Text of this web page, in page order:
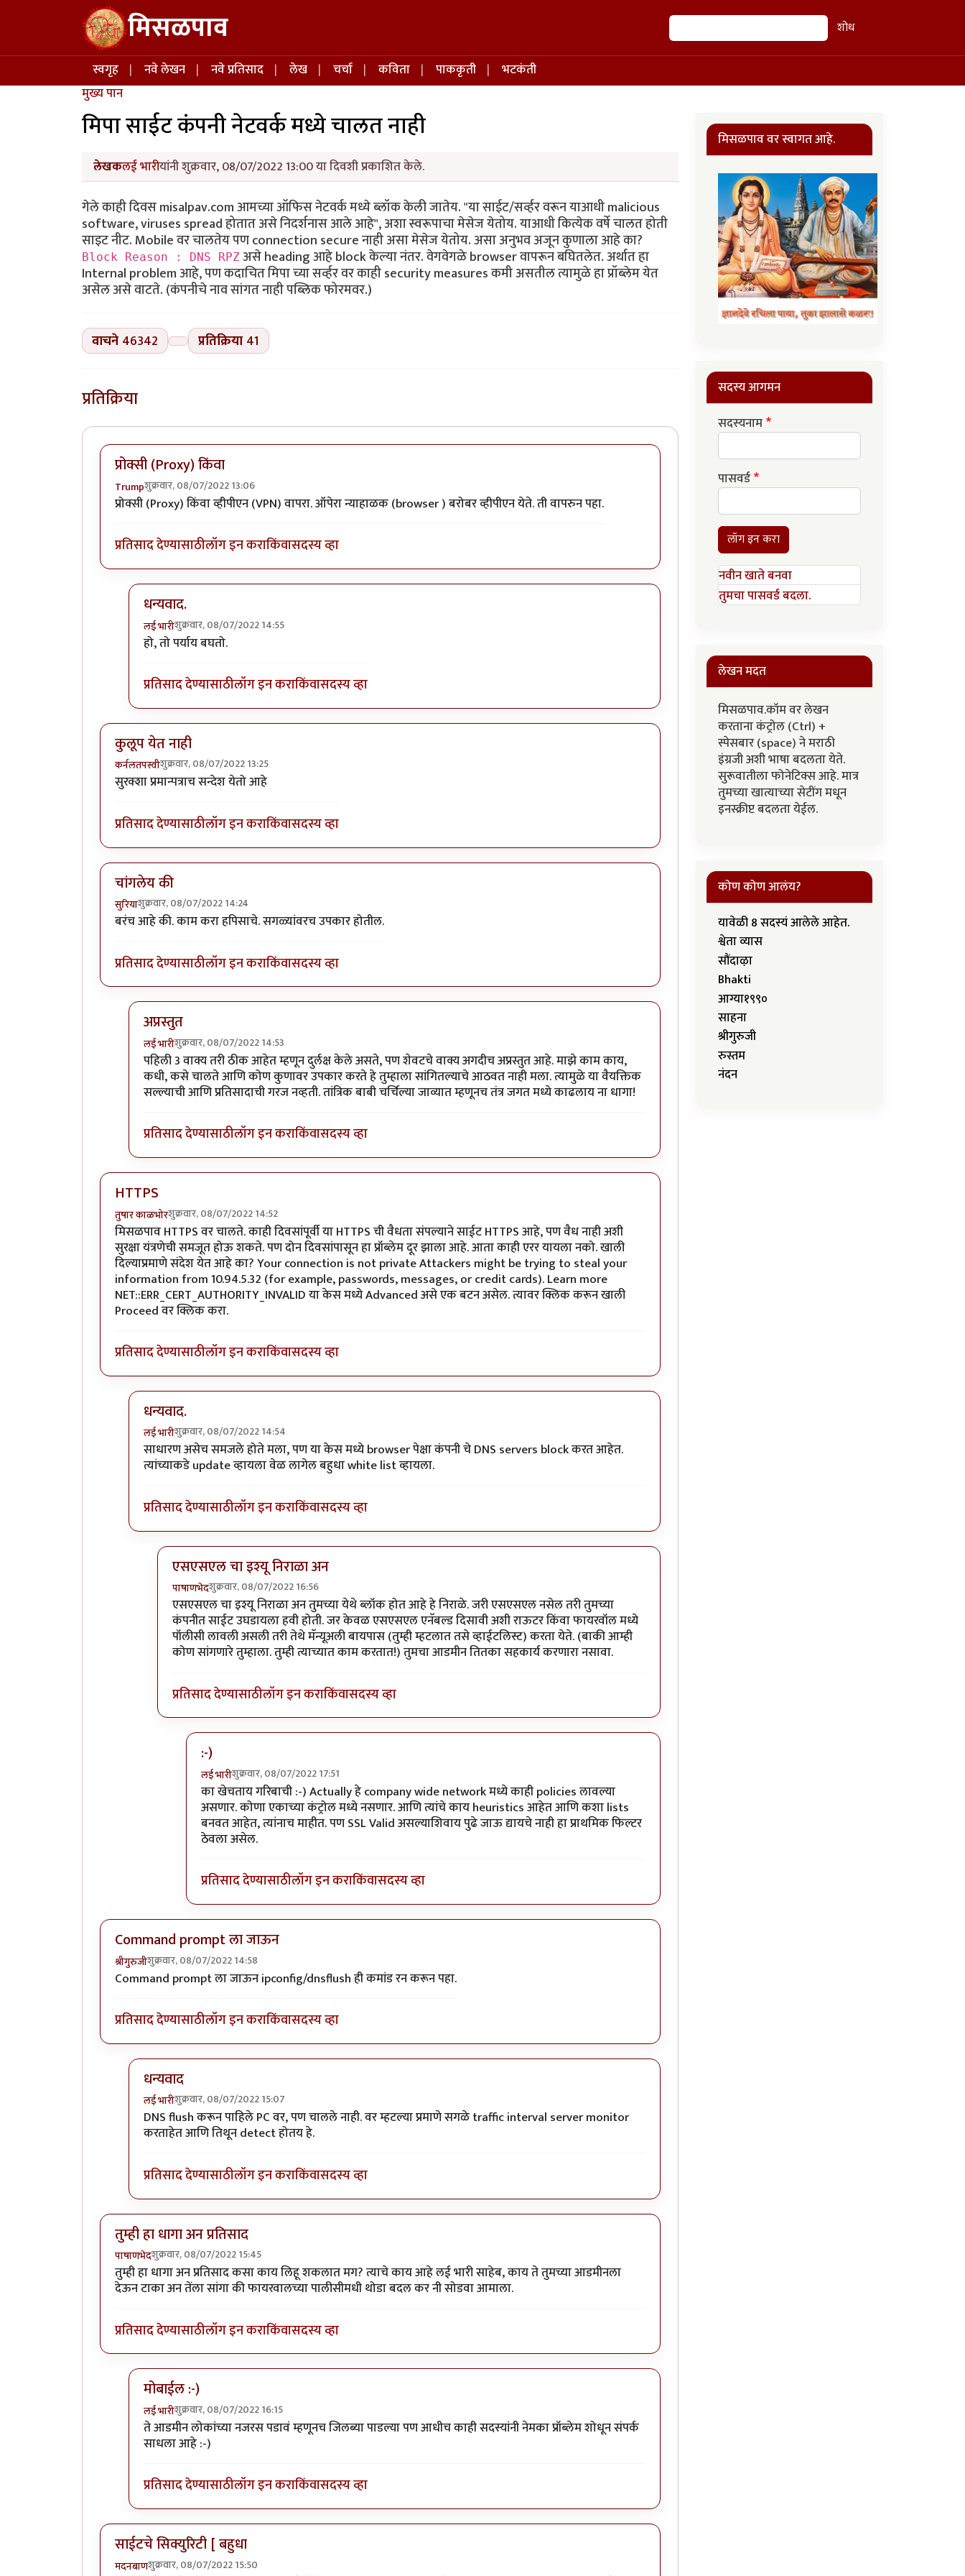
Skip to main content मिसळपाव शोध शोध
Main navigation
स्वगृह नवे लेखन नवे प्रतिसाद लेख चर्चा कविता पाककृती
भटकंती
मुख्य पान
मिपा साईट कंपनी नेटवर्क मध्ये चालत नाही
लेखकलई भारीयांनी शुक्रवार, 08/07/2022 13:00 या दिवशी प्रकाशित केले.
गेले काही दिवस misalpav.com आमच्या ऑफिस नेटवर्क मध्ये ब्लॉक केली जातेय. "या साईट/सर्व्हर वरून याआधी malicious
software, viruses spread होतात असे निदर्शनास आले आहे", अशा स्वरूपाचा मेसेज येतोय. याआधी कित्येक वर्षे चालत होती
साइट नीट. Mobile वर चालतेय पण connection secure नाही असा मेसेज येतोय. असा अनुभव अजून कुणाला आहे का?
Block Reason : DNS RPZ असे heading आहे block केल्या नंतर. वेगवेगळे browser वापरून बघितलेत. अर्थात हा
Internal problem आहे, पण कदाचित मिपा च्या सर्व्हर वर काही security measures कमी असतील त्यामुळे हा प्रॉब्लेम येत
असेल असे वाटते. (कंपनीचे नाव सांगत नाही पब्लिक फोरमवर.)
वाचने 46342 प्रतिक्रिया 41
प्रतिक्रिया
प्रोक्सी (Proxy) किंवा
Trumpशुक्रवार, 08/07/2022 13:06
प्रोक्सी (Proxy) किंवा व्हीपीएन (VPN) वापरा. ऑपेरा न्याहाळक (browser ) बरोबर व्हीपीएन येते. ती वापरुन पहा.
प्रतिसाद देण्यासाठीलॉग इन कराकिंवासदस्य व्हा
धन्यवाद.
लई भारीशुक्रवार, 08/07/2022 14:55
In reply toप्रोक्सी (Proxy) किंवा
हो, तो पर्याय बघतो.
प्रतिसाद देण्यासाठीलॉग इन कराकिंवासदस्य व्हा
कुलूप येत नाही
कर्नलतपस्वीशुक्रवार, 08/07/2022 13:25
सुरक्शा प्रमान्पत्राच सन्देश येतो आहे
प्रतिसाद देण्यासाठीलॉग इन कराकिंवासदस्य व्हा
चांगलेय की
सुरियाशुक्रवार, 08/07/2022 14:24
बरंच आहे की. काम करा हपिसाचे. सगळ्यांवरच उपकार होतील.
प्रतिसाद देण्यासाठीलॉग इन कराकिंवासदस्य व्हा
अप्रस्तुत
लई भारीशुक्रवार, 08/07/2022 14:53
In reply toचांगलेय कीbyसुरिया
पहिली 3 वाक्य तरी ठीक आहेत म्हणून दुर्लक्ष केले असते, पण शेवटचे वाक्य अगदीच अप्रस्तुत आहे. माझे काम काय,
कधी, कसे चालते आणि कोण कुणावर उपकार करते हे तुम्हाला सांगितल्याचे आठवत नाही मला. त्यामुळे या वैयक्तिक
सल्ल्याची आणि प्रतिसादाची गरज नव्हती. तांत्रिक बाबी चर्चिल्या जाव्यात म्हणूनच तंत्र जगत मध्ये काढलाय ना धागा!
प्रतिसाद देण्यासाठीलॉग इन कराकिंवासदस्य व्हा
HTTPS
तुषार काळभोरशुक्रवार, 08/07/2022 14:52
मिसळपाव HTTPS वर चालते. काही दिवसांपूर्वी या HTTPS ची वैधता संपल्याने साईट HTTPS आहे, पण वैध नाही अशी
सुरक्षा यंत्रणेची समजूत होऊ शकते. पण दोन दिवसांपासून हा प्रॉब्लेम दूर झाला आहे. आता काही एरर यायला नको. खाली
दिल्याप्रमाणे संदेश येत आहे का? Your connection is not private Attackers might be trying to steal your
information from 10.94.5.32 (for example, passwords, messages, or credit cards). Learn more
NET::ERR_CERT_AUTHORITY_INVALID या केस मध्ये Advanced असे एक बटन असेल. त्यावर क्लिक करून खाली
Proceed वर क्लिक करा.
प्रतिसाद देण्यासाठीलॉग इन कराकिंवासदस्य व्हा
धन्यवाद.
लई भारीशुक्रवार, 08/07/2022 14:54
In reply toHTTPSbyतुषार काळभोर
साधारण असेच समजले होते मला, पण या केस मध्ये browser पेक्षा कंपनी चे DNS servers block करत आहेत.
त्यांच्याकडे update व्हायला वेळ लागेल बहुधा white list व्हायला.
प्रतिसाद देण्यासाठीलॉग इन कराकिंवासदस्य व्हा
एसएसएल चा इश्यू निराळा अन
पाषाणभेदशुक्रवार, 08/07/2022 16:56
In reply toधन्यवाद.byलई भारी
एसएसएल चा इश्यू निराळा अन तुमच्या येथे ब्लॉक होत आहे हे निराळे. जरी एसएसएल नसेल तरी तुमच्या
कंपनीत साईट उघडायला हवी होती. जर केवळ एसएसएल एनॅबल्ड दिसावी अशी राऊटर किंवा फायरवॉल मध्ये
पॉलीसी लावली असली तरी तेथे मॅन्यूअली बायपास (तुम्ही म्हटलात तसे व्हाईटलिस्ट) करता येते. (बाकी आम्ही
कोण सांगणारे तुम्हाला. तुम्ही त्याच्यात काम करतात!) तुमचा आडमीन तितका सहकार्य करणारा नसावा.
प्रतिसाद देण्यासाठीलॉग इन कराकिंवासदस्य व्हा
:-)
लई भारीशुक्रवार, 08/07/2022 17:51
In reply toएसएसएल चा इश्यू निराळा अनbyपाषाणभेद
का खेचताय गरिबाची :-) Actually हे company wide network मध्ये काही policies लावल्या
असणार. कोणा एकाच्या कंट्रोल मध्ये नसणार. आणि त्यांचे काय heuristics आहेत आणि कशा lists
बनवत आहेत, त्यांनाच माहीत. पण SSL Valid असल्याशिवाय पुढे जाऊ द्यायचे नाही हा प्राथमिक फिल्टर
ठेवला असेल.
प्रतिसाद देण्यासाठीलॉग इन कराकिंवासदस्य व्हा
Command prompt ला जाऊन
श्रीगुरुजीशुक्रवार, 08/07/2022 14:58
Command prompt ला जाऊन ipconfig/dnsflush ही कमांड रन करून पहा.
प्रतिसाद देण्यासाठीलॉग इन कराकिंवासदस्य व्हा
धन्यवाद
लई भारीशुक्रवार, 08/07/2022 15:07
In reply toCommand prompt ला जाऊनbyश्रीगुरुजी
DNS flush करून पाहिले PC वर, पण चालले नाही. वर म्हटल्या प्रमाणे सगळे traffic interval server monitor
करताहेत आणि तिथून detect होतय हे.
प्रतिसाद देण्यासाठीलॉग इन कराकिंवासदस्य व्हा
तुम्ही हा धागा अन प्रतिसाद
पाषाणभेदशुक्रवार, 08/07/2022 15:45
तुम्ही हा धागा अन प्रतिसाद कसा काय लिहू शकलात मग? त्याचे काय आहे लई भारी साहेब, काय ते तुमच्या आडमीनला
देऊन टाका अन तेंला सांगा की फायरवालच्या पालीसीमधी थोडा बदल कर नी सोडवा आमाला.
प्रतिसाद देण्यासाठीलॉग इन कराकिंवासदस्य व्हा
मोबाईल :-)
लई भारीशुक्रवार, 08/07/2022 16:15
In reply toतुम्ही हा धागा अन प्रतिसादbyपाषाणभेद
ते आडमीन लोकांच्या नजरस पडावं म्हणूनच जिलब्या पाडल्या पण आधीच काही सदस्यांनी नेमका प्रॉब्लेम शोधून संपर्क
साधला आहे :-)
प्रतिसाद देण्यासाठीलॉग इन कराकिंवासदस्य व्हा
साईटचे सिक्युरिटी [ बहुधा
मदनबाणशुक्रवार, 08/07/2022 15:50
मिसळपाव वर स्वागत आहे.
सदस्य आगमन
सदस्यनाम
पासवर्ड
लॉग इन करा
नवीन खाते बनवा
तुमचा पासवर्ड बदला.
लेखन मदत
मिसळपाव.कॉम वर लेखन
करताना कंट्रोल (Ctrl) +
स्पेसबार (space) ने मराठी
इंग्रजी अशी भाषा बदलता येते.
सुरूवातीला फोनेटिक्स आहे. मात्र
तुमच्या खात्याच्या सेटींग मधून
इनस्क्रीप्ट बदलता येईल.
कोण कोण आलंय?
यावेळी 8 सदस्यं आलेले आहेत.
श्वेता व्यास
सौंदाऴा
Bhakti
आग्या१९९०
साहना
श्रीगुरुजी
रुस्तम
नंदन